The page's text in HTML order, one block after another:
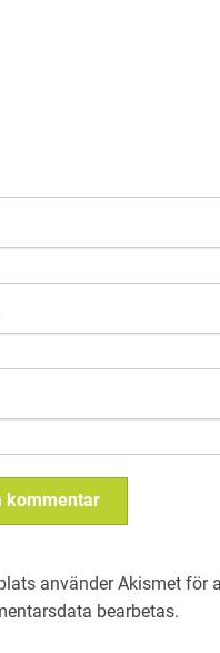
använder Akismet för
bearbetas.